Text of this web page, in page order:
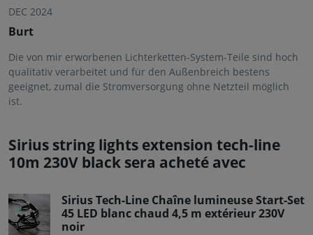
DEC 2024
Burt
Die von mir erworbenen Lichterketten-System-Teile sind hoch
qualitativ verarbeitet und für den Außenbreich bestens
geeignet, zumal die Stromversorgung ohne Netzteil möglich
ist.
Sirius string lights extension tech-line
10m 230V black sera acheté avec
Sirius Tech-Line Chaîne lumineuse Start-Set
45 LED blanc chaud 4,5 m extérieur 230V
noir